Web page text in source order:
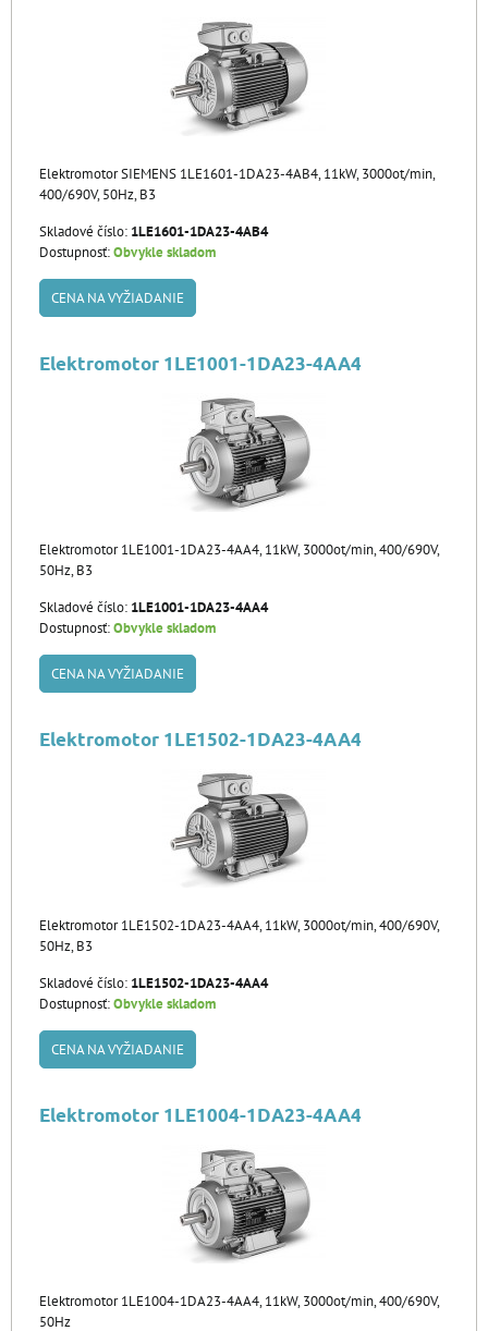
Elektromotor SIEMENS 1LE1601-1DA23-4AB4, 11kW, 3000ot/min,
400/690V, 50Hz, B3
Skladové číslo: 1LE1601-1DA23-4AB4
Dostupnosť:Obvykle skladom
CENA NA VYŽIADANIE
Elektromotor 1LE1001-1DA23-4AA4
Elektromotor 1LE1001-1DA23-4AA4, 11kW, 3000ot/min, 400/690V,
50Hz, B3
Skladové číslo: 1LE1001-1DA23-4AA4
Dostupnosť:Obvykle skladom
CENA NA VYŽIADANIE
Elektromotor 1LE1502-1DA23-4AA4
Elektromotor 1LE1502-1DA23-4AA4, 11kW, 3000ot/min, 400/690V,
50Hz, B3
Skladové číslo: 1LE1502-1DA23-4AA4
Dostupnosť:Obvykle skladom
CENA NA VYŽIADANIE
Elektromotor 1LE1004-1DA23-4AA4
Elektromotor 1LE1004-1DA23-4AA4, 11kW, 3000ot/min, 400/690V,
50Hz